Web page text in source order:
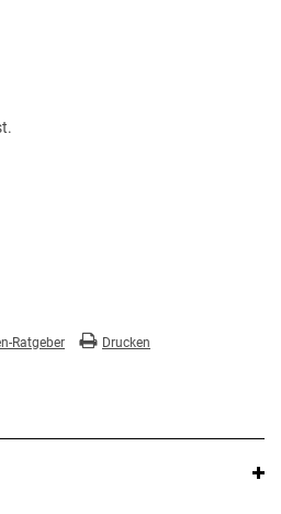
Ratgeber Drucken